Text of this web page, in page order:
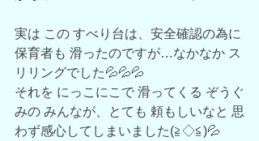
実は この すべり台は、安全確認の為に
保育者も 滑ったのですが…なかなか ス
リリングでした💦💦💦
それを にっこにこで 滑ってくる ぞうぐ
みの みんなが、とても 頼もしいなと 思
わず感心してしまいました(≧◇≦)💦